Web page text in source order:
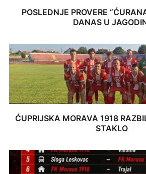
POSLEDNJE PROVERE
DANAS U
ĆUPRIJSKA MORAVA 1918
STAKLO